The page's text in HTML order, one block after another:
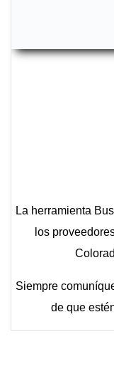
La herramienta
los
Siempre
de que